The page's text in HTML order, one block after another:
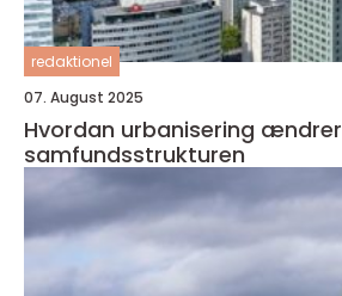
redaktionel
07. August 2025
Hvordan urbanisering ændrer
samfundsstrukturen